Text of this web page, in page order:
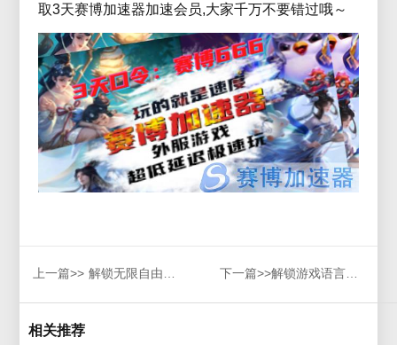
取3天赛博加速器加速会员,大家千万不要错过哦～
上一篇>> 解锁无限自由，MiSide控制台全面教程，操作指南一网打尽！ 下一篇>>解锁游戏语言疑惑！《重装前哨》中文支持、语言功能全解析
相关推荐